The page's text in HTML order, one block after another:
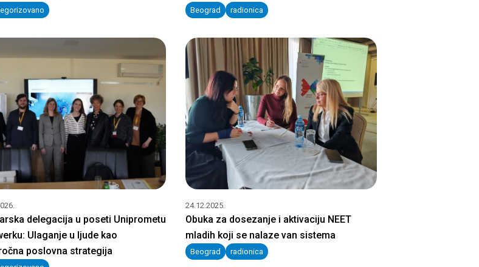
Beograd radionica
delegacija u poseti Uniprometu
Ulaganje u ljude kao
poslovna strategija
24.12.2025.
Obuka za dosezanje i aktivaciju NEET
mladih koji se nalaze van sistema
Beograd radionica